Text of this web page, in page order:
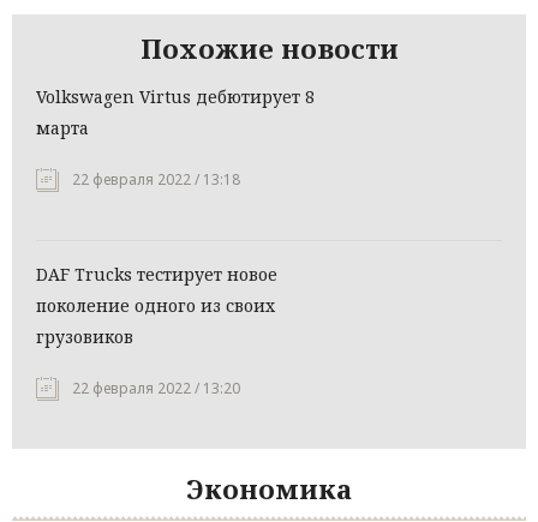
Похожие новости
Volkswagen Virtus дебютирует 8
марта
22 февраля 2022 / 13:18
DAF Trucks тестирует новое
поколение одного из своих
грузовиков
22 февраля 2022 / 13:20
Экономика